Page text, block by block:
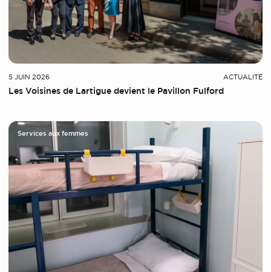
5 JUIN 2026 ACTUALITÉ
Les Voisines de Lartigue devient le Pavillon Fulford
Services aux femmes